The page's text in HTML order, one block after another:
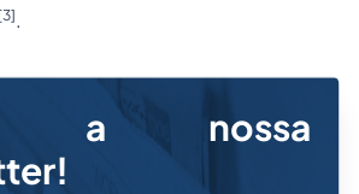
[3].
a nossa